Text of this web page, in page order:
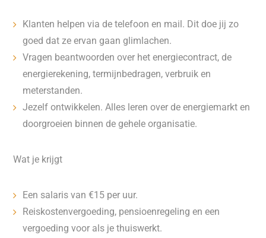
Klanten helpen via de telefoon en mail. Dit doe jij zo
goed dat ze ervan gaan glimlachen.
Vragen beantwoorden over het energiecontract, de
energierekening, termijnbedragen, verbruik en
meterstanden.
Jezelf ontwikkelen. Alles leren over de energiemarkt en
doorgroeien binnen de gehele organisatie.
Wat je krijgt
Een salaris van €15 per uur.
Reiskostenvergoeding, pensioenregeling en een
vergoeding voor als je thuiswerkt.